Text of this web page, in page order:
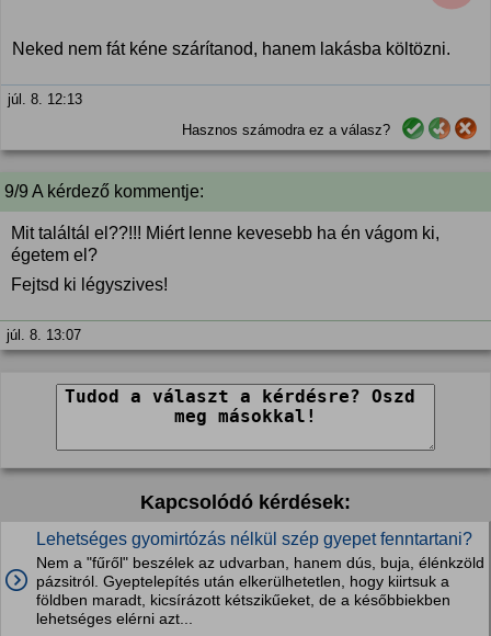
Neked nem fát kéne szárítanod, hanem lakásba költözni.
júl. 8. 12:13
Hasznos számodra ez a válasz?
9/9 A kérdező kommentje:
Mit találtál el??!!! Miért lenne kevesebb ha én vágom ki,
égetem el?
Fejtsd ki légyszives!
júl. 8. 13:07
Kapcsolódó kérdések:
Lehetséges gyomirtózás nélkül szép gyepet fenntartani?
Nem a "fűről" beszélek az udvarban, hanem dús, buja, élénkzöld
pázsitról. Gyeptelepítés után elkerülhetetlen, hogy kiirtsuk a
földben maradt, kicsírázott kétszikűeket, de a későbbiekben
lehetséges elérni azt...